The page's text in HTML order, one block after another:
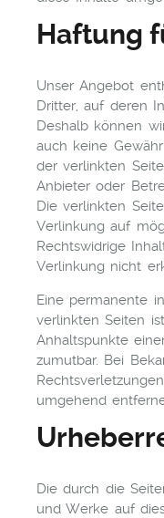
Haftung
Unser Angebot
Dritter, auf deren
Deshalb können
auch keine
der verlinkten
Anbieter oder
Die verlinkten
Verlinkung auf
Rechtswidrige
Verlinkung nicht
Eine permanente
verlinkten Seiten
Anhaltspunkte
zumutbar. Bei
umgehend
Die durch die
und Werke auf